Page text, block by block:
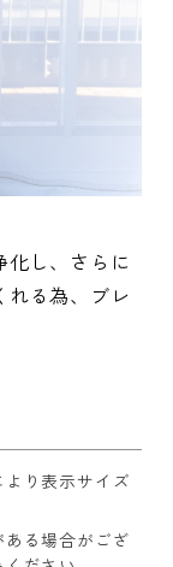
化し、さらに
れる為、ブレ
り表示サイズ
る場合がござ